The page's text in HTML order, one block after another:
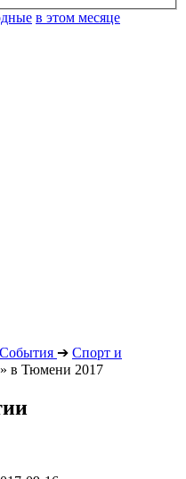
в этом месяце
События ➔ Спорт и
в Тюмени 2017